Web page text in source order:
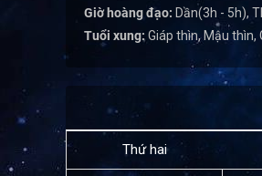
Giờ hoàng đạo: Dần(3h - 5h),
Tuổi xung:Giáp thìn, Mậu thìn,
Thứ hai